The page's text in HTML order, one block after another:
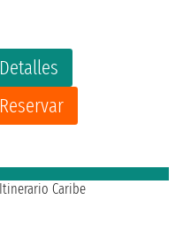
Detalles
Reservar